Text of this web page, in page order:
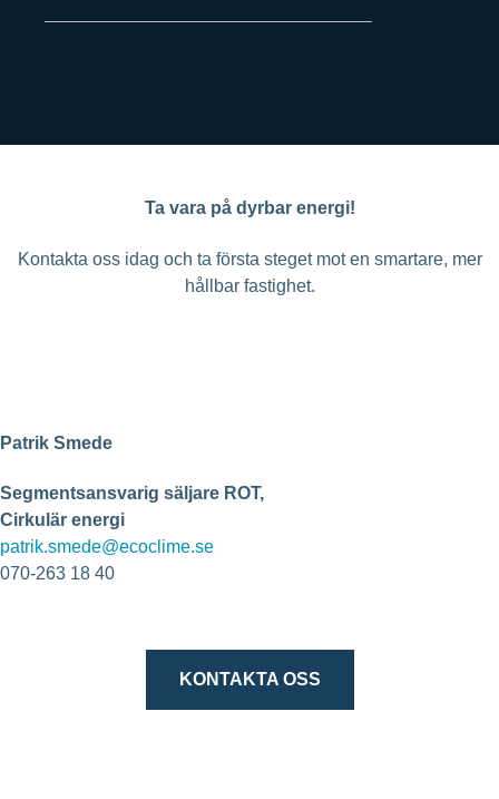
Ta vara på dyrbar energi!
Kontakta oss idag och ta första steget mot en smartare, mer
hållbar fastighet.
Patrik Smede
Segmentsansvarig säljare ROT,
Cirkulär energi
patrik.smede@ecoclime.se
070-263 18 40
KONTAKTA OSS